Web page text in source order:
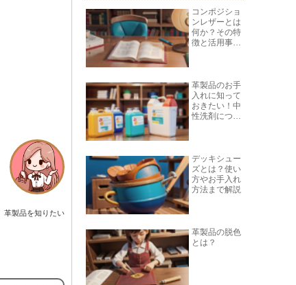
革製品を知りたい
コンポジショ
ンレザーとは
何か？その特
徴と活用事例
革製品のお手
入れに知って
おきたい！中
性洗剤につい
デッキシュー
ズとは？使い
方やお手入れ
方法まで解説
革製品の脱色
とは？